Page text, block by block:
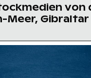
von
Meer, Gibraltar
auf dem Alboran-